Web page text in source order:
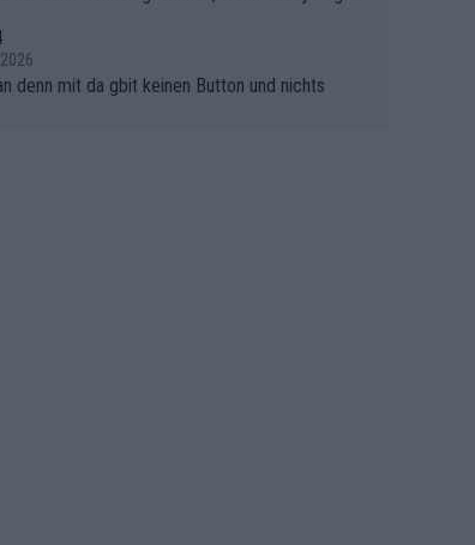
denn mit da gbit keinen Button und nichts